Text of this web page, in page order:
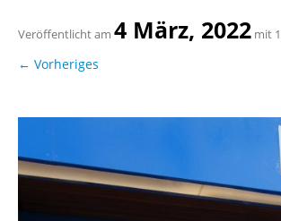
KUNST
SA­NIE­RUNG
Ver­öf­fent­licht am 4 März, 2022 mit
← Vor­he­ri­ges